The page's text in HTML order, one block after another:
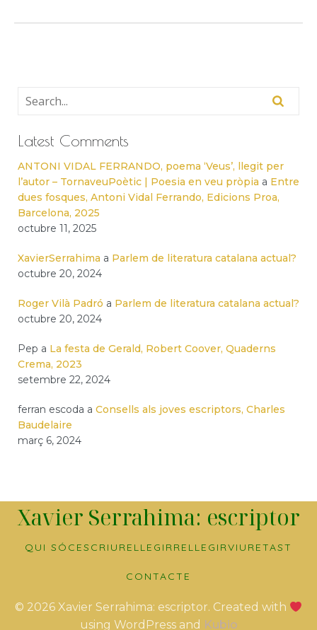
Latest Comments
ANTONI VIDAL FERRANDO, poema ‘Veus’, llegit per
l’autor – TornaveuPoètic | Poesia en veu pròpia a Entre
dues fosques, Antoni Vidal Ferrando, Edicions Proa,
Barcelona, 2025
octubre 11, 2025
XavierSerrahima a Parlem de literatura catalana actual?
octubre 20, 2024
Roger Vilà Padró a Parlem de literatura catalana actual?
octubre 20, 2024
Pep a La festa de Gerald, Robert Coover, Quaderns
Crema, 2023
setembre 22, 2024
ferran escoda a Consells als joves escriptors, Charles
Baudelaire
març 6, 2024
Xavier Serrahima: escriptor
QUI SÓC ESCRIURE LLEGIRRELLEGIRVIURETAST
CONTACTE
© 2026 Xavier Serrahima: escriptor. Created with
using WordPress and Kubio